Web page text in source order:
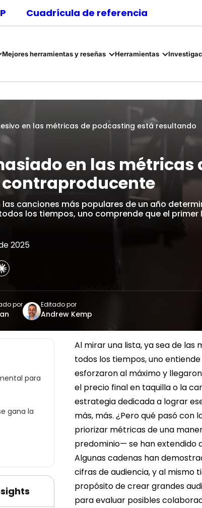
Cuadrícula de referencia
Mejores herramientas y reseñas Herramientas
en las métricas de podcasting está resultando
en las métricas
canciones más populares de un año
los tiempos, uno comprende que el primer
2025
por Editado por
Andrew Kemp
para
gana la
Al mirar una lista, ya sea de las
todos los tiempos, uno
esforzaron al máximo y
el precio final en taquilla o la
estrategia dedicada a lograr
más, más. ¿Pero qué pasó con
priorizar métricas de una
predominio— se han extendido
Algunas cadenas han
cifras de audiencia, y al mismo
propósito de crear grandes
para evaluar posibles